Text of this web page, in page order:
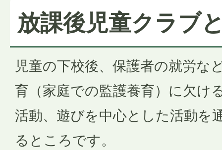
放課後児童クラブ
児童の下校後、保護者の就労な
育（家庭での監護養育）に欠け
活動、遊びを中心とした活動を
るところです。